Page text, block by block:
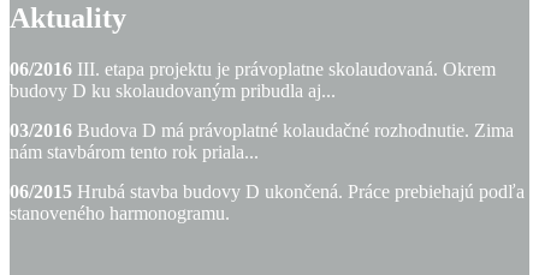
Aktuality
06/2016 III. etapa projektu je právoplatne skolaudovaná. Okrem
budovy D ku skolaudovaným pribudla aj...
03/2016 Budova D má právoplatné kolaudačné rozhodnutie. Zima
nám stavbárom tento rok priala...
06/2015 Hrubá stavba budovy D ukončená. Práce prebiehajú podľa
stanoveného harmonogramu.